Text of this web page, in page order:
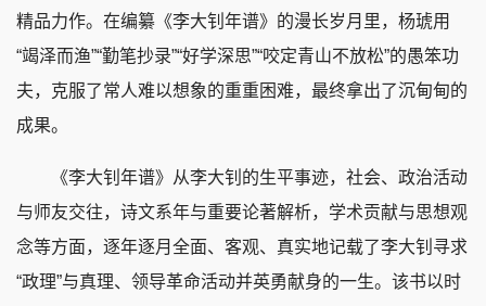
精品力作。在编纂《李大钊年谱》的漫长岁月里，杨琥用
“竭泽而渔”“勤笔抄录”“好学深思”“咬定青山不放松”的愚笨功
夫，克服了常人难以想象的重重困难，最终拿出了沉甸甸的
成果。
《李大钊年谱》从李大钊的生平事迹，社会、政治活动
与师友交往，诗文系年与重要论著解析，学术贡献与思想观
念等方面，逐年逐月全面、客观、真实地记载了李大钊寻求
“政理”与真理、领导革命活动并英勇献身的一生。该书以时